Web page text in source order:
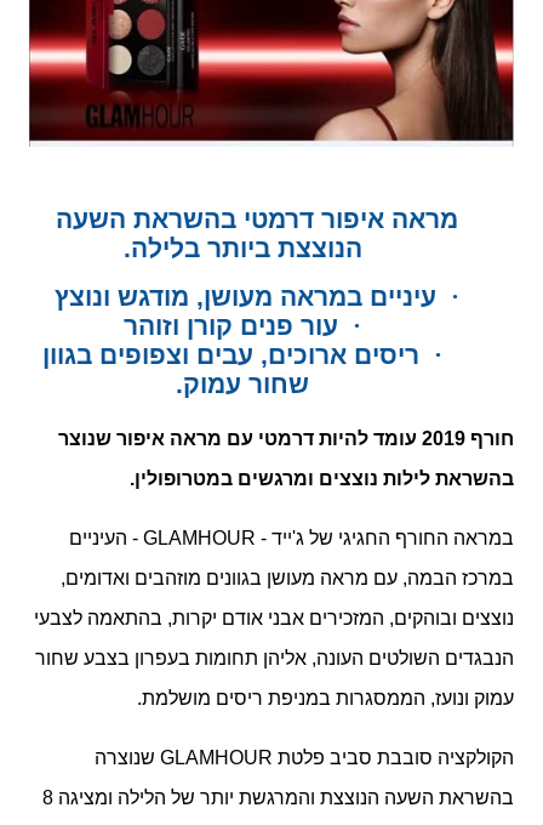
מראה איפור דרמטי בהשראת השעה
הנוצצת ביותר בלילה.
· עיניים במראה מעושן, מודגש ונוצץ
· עור פנים קורן וזוהר
· ריסים ארוכים, עבים וצפופים בגוון
שחור עמוק.
חורף 2019 עומד להיות דרמטי עם מראה איפור שנוצר
בהשראת לילות נוצצים ומרגשים במטרופולין.
במראה החורף החגיגי של ג'ייד - GLAMHOUR - העיניים
במרכז הבמה, עם מראה מעושן בגוונים מוזהבים ואדומים,
נוצצים ובוהקים, המזכירים אבני אודם יקרות, בהתאמה לצבעי
הנבגדים השולטים העונה, אליהן תחומות בעפרון בצבע שחור
עמוק ונועז, הממסגרות במניפת ריסים מושלמת.
הקולקציה סובבת סביב פלטת GLAMHOUR שנוצרה
בהשראת השעה הנוצצת והמרגשת יותר של הלילה ומציגה 8